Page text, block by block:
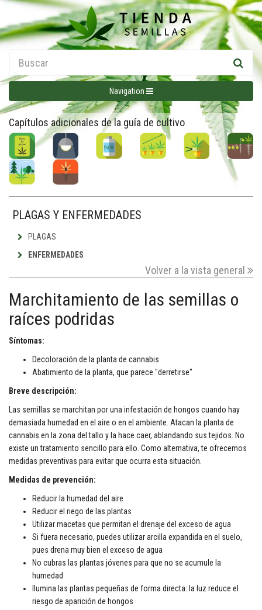
Navigation
Capítulos adicionales de la guía de cultivo
PLAGAS Y ENFERMEDADES
PLAGAS
ENFERMEDADES
Volver a la vista general
Marchitamiento de las semillas o
raíces podridas
Síntomas:
Decoloración de la planta de cannabis
Abatimiento de la planta, que parece "derretirse"
Breve descripción:
Las semillas se marchitan por una infestación de hongos cuando hay
demasiada humedad en el aire o en el ambiente. Atacan la planta de
cannabis en la zona del tallo y la hace caer, ablandando sus tejidos. No
existe un tratamiento sencillo para ello. Como alternativa, te ofrecemos
medidas preventivas para evitar que ocurra esta situación.
Medidas de prevención:
Reducir la humedad del aire
Reducir el riego de las plantas
Utilizar macetas que permitan el drenaje del exceso de agua
Si fuera necesario, puedes utilizar arcilla expandida en el suelo,
pues drena muy bien el exceso de agua
No cubras las plantas jóvenes para que no se acumule la
humedad
Ilumina las plantas pequeñas de forma directa: la luz reduce el
riesgo de aparición de hongos